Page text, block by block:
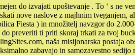
do izvajati upoštevanje . To ‘ s ne
nove naslove z majhnim
Fiesta ) in množitelj navzgor do
preveriti ti priti skoraj trkati za tvoj
naša misijonarska
zabavajo in samozavestno sedijo